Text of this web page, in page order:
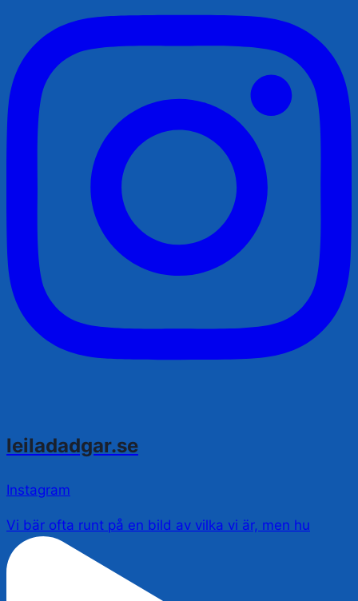
leiladadgar.se
Instagram
Vi bär ofta runt på en bild av vilka vi är, men hu